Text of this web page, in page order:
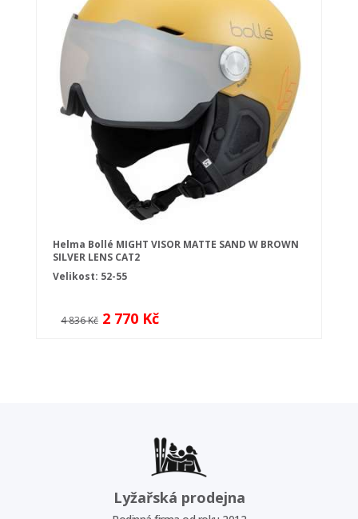
Helma Bollé MIGHT VISOR MATTE SAND W BROWN
SILVER LENS CAT2
Velikost: 52-55
4 836 Kč 2 770 Kč
Lyžařská prodejna